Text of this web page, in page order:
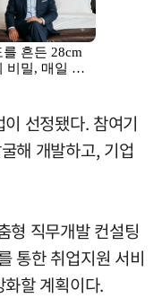
선정됐다. 참여기
해 개발하고, 기업
형 직무개발 컨설팅
통한 취업지원 서비
할 계획이다.